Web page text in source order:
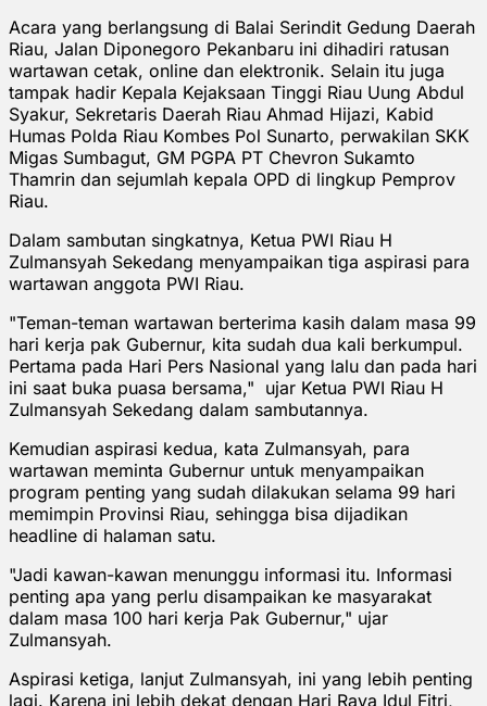
Acara yang berlangsung di Balai Serindit Gedung Daerah
Riau, Jalan Diponegoro Pekanbaru ini dihadiri ratusan
wartawan cetak, online dan elektronik. Selain itu juga
tampak hadir Kepala Kejaksaan Tinggi Riau Uung Abdul
Syakur, Sekretaris Daerah Riau Ahmad Hijazi, Kabid
Humas Polda Riau Kombes Pol Sunarto, perwakilan SKK
Migas Sumbagut, GM PGPA PT Chevron Sukamto
Thamrin dan sejumlah kepala OPD di lingkup Pemprov
Riau.
Dalam sambutan singkatnya, Ketua PWI Riau H
Zulmansyah Sekedang menyampaikan tiga aspirasi para
wartawan anggota PWI Riau.
"Teman-teman wartawan berterima kasih dalam masa 99
hari kerja pak Gubernur, kita sudah dua kali berkumpul.
Pertama pada Hari Pers Nasional yang lalu dan pada hari
ini saat buka puasa bersama," ujar Ketua PWI Riau H
Zulmansyah Sekedang dalam sambutannya.
Kemudian aspirasi kedua, kata Zulmansyah, para
wartawan meminta Gubernur untuk menyampaikan
program penting yang sudah dilakukan selama 99 hari
memimpin Provinsi Riau, sehingga bisa dijadikan
headline di halaman satu.
"Jadi kawan-kawan menunggu informasi itu. Informasi
penting apa yang perlu disampaikan ke masyarakat
dalam masa 100 hari kerja Pak Gubernur," ujar
Zulmansyah.
Aspirasi ketiga, lanjut Zulmansyah, ini yang lebih penting
lagi. Karena ini lebih dekat dengan Hari Raya Idul Fitri,